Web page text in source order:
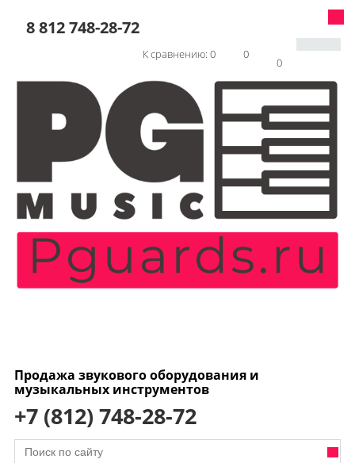
8 812 748-28-72
0
0
К сравнению: 0
Продажа звукового оборудования и
музыкальных инструментов
+7 (812) 748-28-72